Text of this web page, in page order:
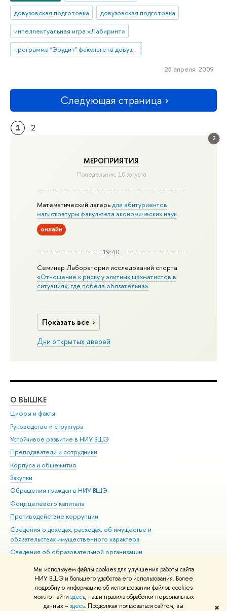
Мы используем файлы cookies для улучшения работы сайта
НИУ ВШЭ и большего удобства его использования. Более
подробную информацию об использовании файлов cookies
можно найти здесь, наши правила обработки персональных
данных –здесь. Продолжая пользоваться сайтом, вы ✖
2
МЕРОПРИЯТИЯ
Понедельник, 10 августа
Математический лагерьдля абитуриентов
магистратуры факультета экономических наук
онлайн
19:40
Семинар Лаборатории исследований спорта
«Отношение к риску у элитных шахматистов в
ситуациях, где победа обязательна»
Показать все
Дни открытых дверей
довузовская подготовка
довузовская подготовка
интеллектуальная игра «Лабиринт»
программа "Эрудит" факультета довузовской подготовки
25 апреля 2009
Следующая страница
1 2
О ВЫШКЕ
Цифры и факты
Руководство и структура
Устойчивое развитие в НИУ ВШЭ
Преподаватели и сотрудники
Корпуса и общежития
Закупки
Обращения граждан в НИУ ВШЭ
Фонд целевого капитала
Противодействие коррупции
Сведения о доходах, расходах, об имуществе и
обязательствах имущественного характера
Сведения об образовательной организации
Людям с ограниченными возможностями здоровья
Единая платежная страница
Работа в Вышке